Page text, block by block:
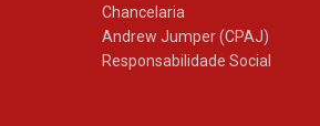
Chancelaria
Andrew Jumper (CPAJ)
Responsabilidade Social